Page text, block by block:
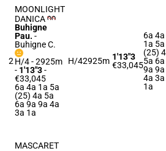
2
MOONLIGHT
DANICA
Buhigne
Pau. -
Buhigne C.
H/4 - 2925m
- 1'13"3-
€33,045
6a 4a 1a 5a
(25) 4a 5a
6a 9a 9a 4a
3a 1a
H/42925m 1'13"3
€33,045
6a 4a
1a 5a
(25)
5a 6a
9a 9a
4a 3a
1a
MASCARET